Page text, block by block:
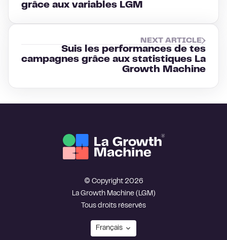
grâce aux variables LGM
NEXT ARTICLE
Suis les performances de tes
campagnes grâce aux statistiques La
Growth Machine
© Copyright 2026
La Growth Machine (LGM)
Tous droits réservés